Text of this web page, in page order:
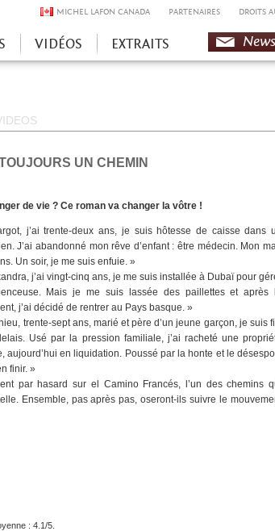
MICHEL LAFON CANADA PARTENAIRES DROITS
VIDÉOS EXTRAITS
UN CHEMIN
de vie ? Ce roman va changer la vôtre !
j’ai trente-deux ans, je suis hôtesse de caisse dans
J’ai abandonné mon rêve d’enfant : être médecin. Mon
Un soir, je me suis enfuie. »
j’ai vingt-cinq ans, je me suis installée à Dubaï pour
Mais je me suis lassée des paillettes et après
j’ai décidé de rentrer au Pays basque. »
trente-sept ans, marié et père d’un jeune garçon, je suis
Usé par la pression familiale, j’ai racheté une
aujourd’hui en liquidation. Poussé par la honte et le
finir. »
par hasard sur el Camino Francés, l’un des chemins
Ensemble, pas après pas, oseront-ils suivre le
: 4.1/5.